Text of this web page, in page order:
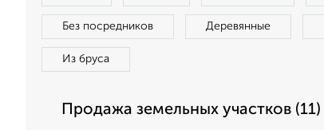
Без посредников Деревянные
Из бруса
Продажа земельных участков (11)